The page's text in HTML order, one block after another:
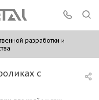
разработки и
с